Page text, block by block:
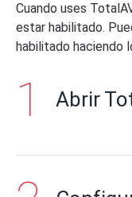
Cuando uses
estar habilitado.
habilitado haciendo
Abrir